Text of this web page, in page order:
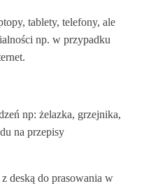
tablety, telefony, ale
np. w przypadku
np: żelazka, grzejnika,
na przepisy
deską do prasowania w